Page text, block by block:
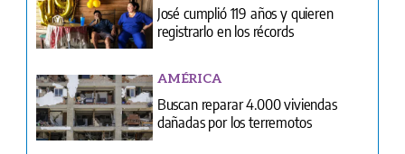
José cumplió 119 años y quieren
registrarlo en los récords
AMÉRICA
Buscan reparar 4.000 viviendas
dañadas por los terremotos